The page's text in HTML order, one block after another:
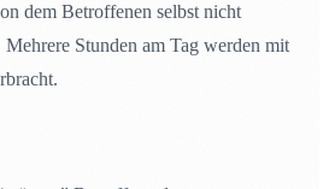
dem Betroffenen selbst nicht
Stunden am Tag werden mit